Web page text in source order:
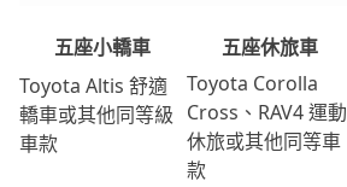
五座小轎車
Toyota Altis 舒適
轎車或其他同等級
車款
五座休旅車
Toyota Corolla
Cross、RAV4 運動
休旅或其他同等車
款